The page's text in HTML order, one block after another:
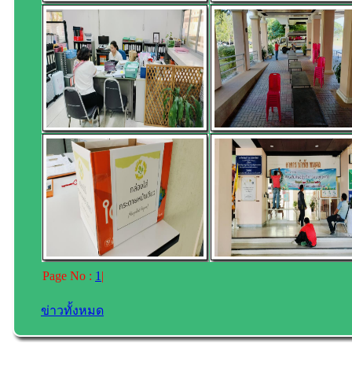
Page No : 1 |
ข่าวทั้งหมด